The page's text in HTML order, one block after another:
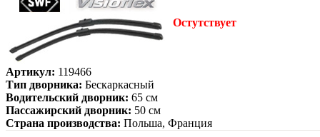
Остутствует
Артикул: 119466
Тип дворника: Бескаркасный
Водительский дворник: 65 см
Пассажирский дворник: 50 см
Страна производства: Польша, Франция